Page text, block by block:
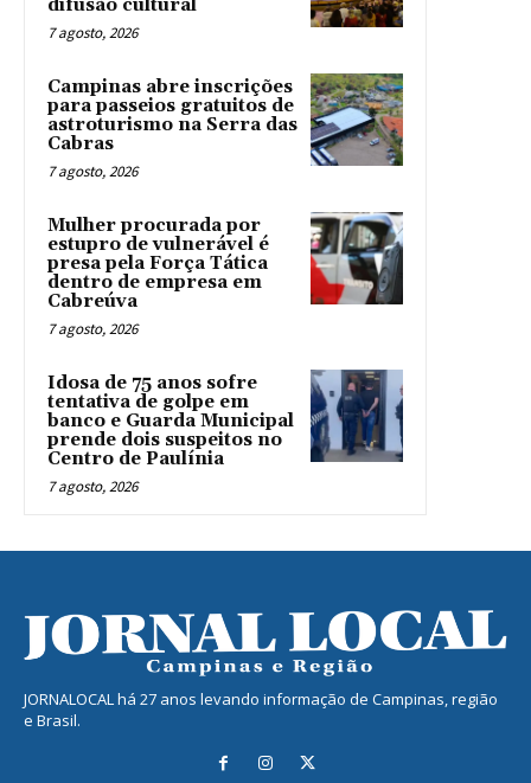
difusão cultural
7 agosto, 2026
Campinas abre inscrições
para passeios gratuitos de
astroturismo na Serra das
Cabras
7 agosto, 2026
Mulher procurada por
estupro de vulnerável é
presa pela Força Tática
dentro de empresa em
Cabreúva
7 agosto, 2026
Idosa de 75 anos sofre
tentativa de golpe em
banco e Guarda Municipal
prende dois suspeitos no
Centro de Paulínia
7 agosto, 2026
JORNALOCAL há 27 anos levando informação de Campinas, região
e Brasil.